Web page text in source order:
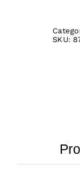
SKU: